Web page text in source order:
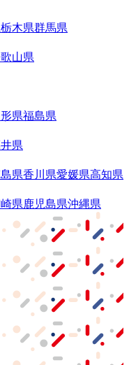
栃木県群馬県
山県
県福島県
県
県香川県愛媛県高知県
県鹿児島県沖縄県